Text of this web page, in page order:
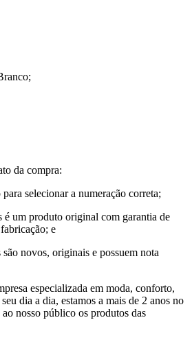
da compra:
selecionar a numeração correta;
é um produto original com garantia de
e
novos, originais e possuem nota
especializada em moda, conforto,
dia a dia, estamos a mais de 2 anos no
nosso público os produtos das